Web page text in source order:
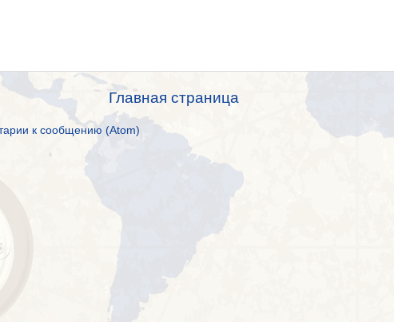
Главная страница
к сообщению (Atom)